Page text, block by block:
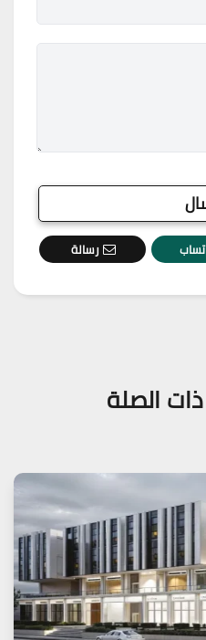
رسالة
الصلة